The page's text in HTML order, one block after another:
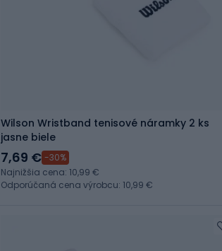
Wilson Wristband tenisové náramky 2 ks
jasne biele
7,69 € -30%
Najnižšia cena: 10,99 €
Odporúčaná cena výrobcu: 10,99 €